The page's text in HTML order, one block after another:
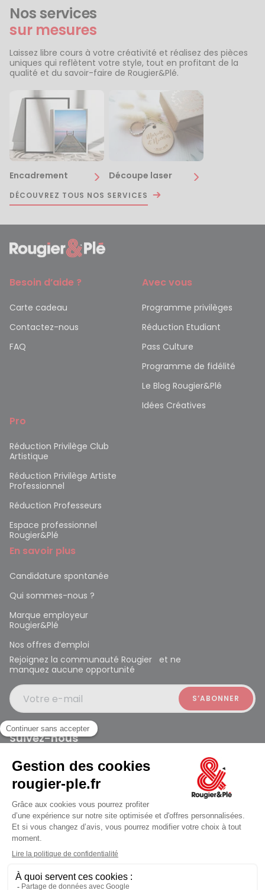
Nos services
sur mesures
Laissez libre cours à votre créativité et réalisez des pièces
uniques qui reflètent votre style, tout en profitant de la
qualité et du savoir-faire de Rougier&Plé.
Encadrement Découpe laser
DÉCOUVREZ TOUS NOS SERVICES
Besoin d’aide ?
Carte cadeau
Contactez-nous
FAQ
Avec vous
Programme privilèges
Réduction Etudiant
Pass Culture
Programme de fidélité
Le Blog Rougier&Plé
Idées Créatives
Pro
Réduction Privilège Club
Artistique
Réduction Privilège Artiste
Professionnel
Réduction Professeurs
Espace professionnel
Rougier&Plé
En savoir plus
Candidature spontanée
Qui sommes-nous ?
Marque employeur
Rougier&Plé
Nos offres d’emploi
Rejoignez la communauté Rougier et ne
manquez aucune opportunité
Votre e-mail
Suivez-nous
Rougier et Plé 2024 Copyright
Mentions légales
Conditions générales des ventes